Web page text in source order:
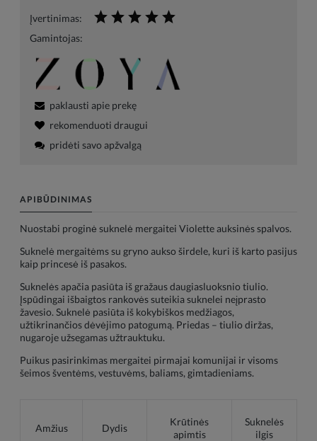
Įvertinimas:
Gamintojas:
paklausti apie prekę
rekomenduoti draugui
pridėti savo apžvalgą
APIBŪDINIMAS
Nuostabi proginė suknelė mergaitei Violette auksinės spalvos.
Suknelė mergaitėms su gryno aukso širdele, kuri iš karto pasijus
kaip princesė iš pasakos.
Suknelės apačia pasiūta iš gražaus daugiasluoksnio tiulio.
Įspūdingai išbaigtos rankovės suteikia suknelei neįprasto
žavesio. Suknelė pasiūta iš kokybiškos medžiagos,
užtikrinančios dėvėjimo patogumą. Priedas – tiulio diržas,
nugaroje užsegamas užtrauktuku.
Puikus pasirinkimas mergaitei pirmajai komunijai ir visoms
šeimos šventėms, vestuvėms, baliams, gimtadieniams.
Amžius Dydis
Krūtinės
apimtis
Suknelės
ilgis